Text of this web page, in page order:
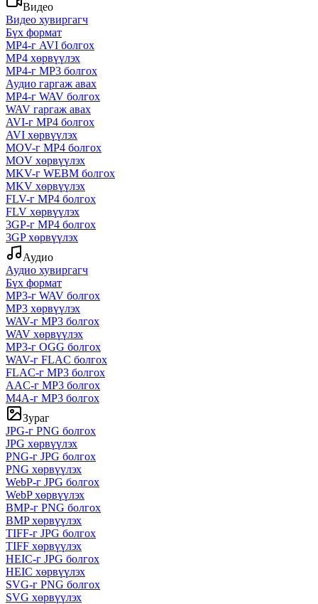
Видео
Видео хувиргагч
Бүх формат
MP4-г AVI болгох
MP4 хөрвүүлэх
MP4-г MP3 болгох
Аудио гаргаж авах
MP4-г WAV болгох
WAV гаргаж авах
AVI-г MP4 болгох
AVI хөрвүүлэх
MOV-г MP4 болгох
MOV хөрвүүлэх
MKV-г WEBM болгох
MKV хөрвүүлэх
FLV-г MP4 болгох
FLV хөрвүүлэх
3GP-г MP4 болгох
3GP хөрвүүлэх
Аудио
Аудио хувиргагч
Бүх формат
MP3-г WAV болгох
MP3 хөрвүүлэх
WAV-г MP3 болгох
WAV хөрвүүлэх
MP3-г OGG болгох
WAV-г FLAC болгох
FLAC-г MP3 болгох
AAC-г MP3 болгох
M4A-г MP3 болгох
Зураг
JPG-г PNG болгох
JPG хөрвүүлэх
PNG-г JPG болгох
PNG хөрвүүлэх
WebP-г JPG болгох
WebP хөрвүүлэх
BMP-г PNG болгох
BMP хөрвүүлэх
TIFF-г JPG болгох
TIFF хөрвүүлэх
HEIC-г JPG болгох
HEIC хөрвүүлэх
SVG-г PNG болгох
SVG хөрвүүлэх